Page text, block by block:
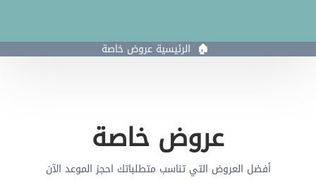
الرئيسية عروض خاصة
عروض خاصة
أفضل العروض التي تناسب متطلباتك احجز الموعد الآن